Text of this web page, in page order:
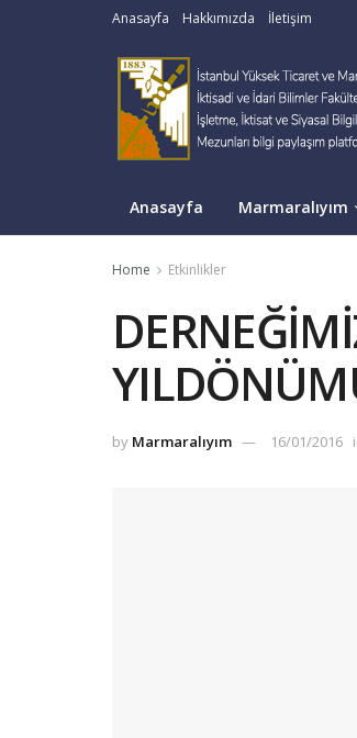
Anasayfa Hakkımızda İletişim
Anasayfa Marmaralıyım
Home Etkinlikler
by Marmaralıyım 16/01/2016